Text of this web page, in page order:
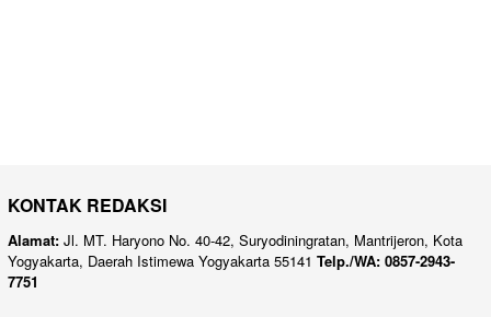
KONTAK REDAKSI
Alamat: Jl. MT. Haryono No. 40-42, Suryodiningratan, Mantrijeron, Kota
Yogyakarta, Daerah Istimewa Yogyakarta 55141 Telp./WA: 0857-2943-
7751